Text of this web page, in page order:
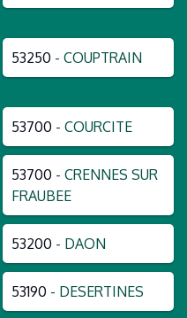
53250 - COUPTRAIN
53700 - COURCITE
53700 - CRENNES SUR
FRAUBEE
53200 - DAON
53190 - DESERTINES